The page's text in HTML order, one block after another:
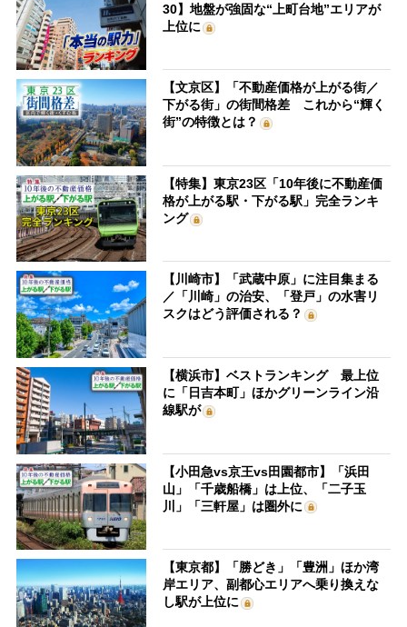
30】地盤が強固な“上町台地”エリアが
上位に
【文京区】「不動産価格が上がる街／
下がる街」の街間格差 これから“輝く
街”の特徴とは？
【特集】東京23区「10年後に不動産価
格が上がる駅・下がる駅」完全ランキ
ング
【川崎市】「武蔵中原」に注目集まる
／「川崎」の治安、「登戸」の水害リ
スクはどう評価される？
【横浜市】ベストランキング 最上位
に「日吉本町」ほかグリーンライン沿
線駅が
【小田急vs京王vs田園都市】「浜田
山」「千歳船橋」は上位、「二子玉
川」「三軒屋」は圏外に
【東京都】「勝どき」「豊洲」ほか湾
岸エリア、副都心エリアへ乗り換えな
し駅が上位に